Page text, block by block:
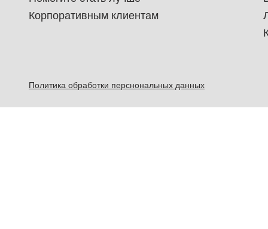
Корпоративным клиентам
Политика обработки перснональных данных